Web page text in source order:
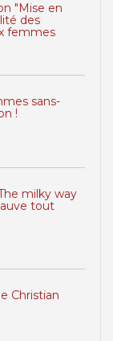
"Mise en
des
femmes
sans-
!
milky way
tout
Christian